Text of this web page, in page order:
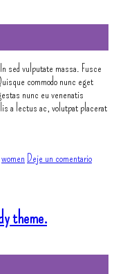
sed vulputate massa. Fusce
commodo nunc eget
nunc eu venenatis
a lectus ac, volutpat placerat
women Deje un comentario
theme.